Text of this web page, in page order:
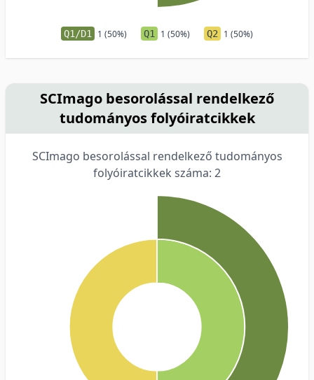
Q1/D1 1 (50%) Q1 1 (50%) Q2 1 (50%)
SCImago besorolással rendelkező
tudományos folyóiratcikkek
SCImago besorolással rendelkező tudományos
folyóiratcikkek száma: 2